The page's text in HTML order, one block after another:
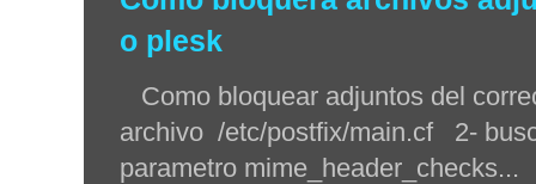
o plesk
Como bloquear adjuntos del
archivo /etc/postfix/main.cf 2-
parametro mime_header_checks...